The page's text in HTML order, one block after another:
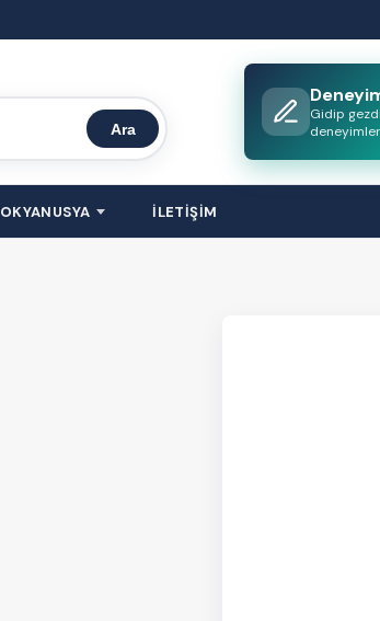
Ara
Gidip
OKYANUSYA İLETİŞİM